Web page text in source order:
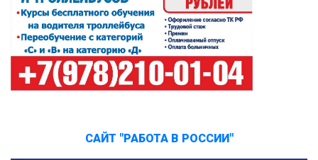
САЙТ "РАБОТА В РОССИИ"